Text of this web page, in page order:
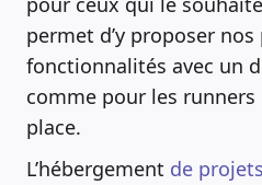
permet d’y proposer nos
fonctionnalités avec un
comme pour les
place.
L’hébergement de